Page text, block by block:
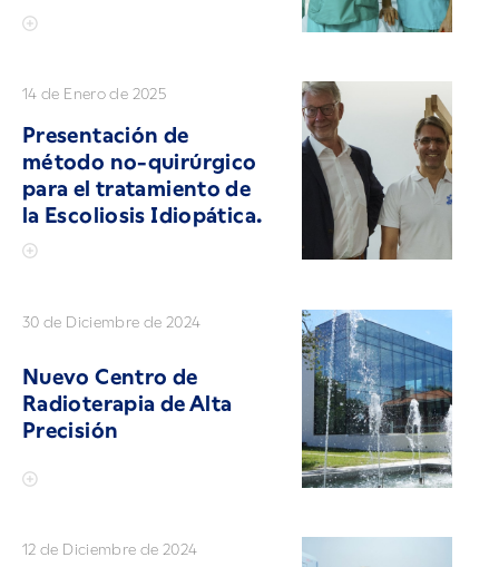
14 de Enero de 2025
Presentación de
método no-quirúrgico
para el tratamiento de
la Escoliosis Idiopática.
30 de Diciembre de 2024
Nuevo Centro de
Radioterapia de Alta
Precisión
12 de Diciembre de 2024